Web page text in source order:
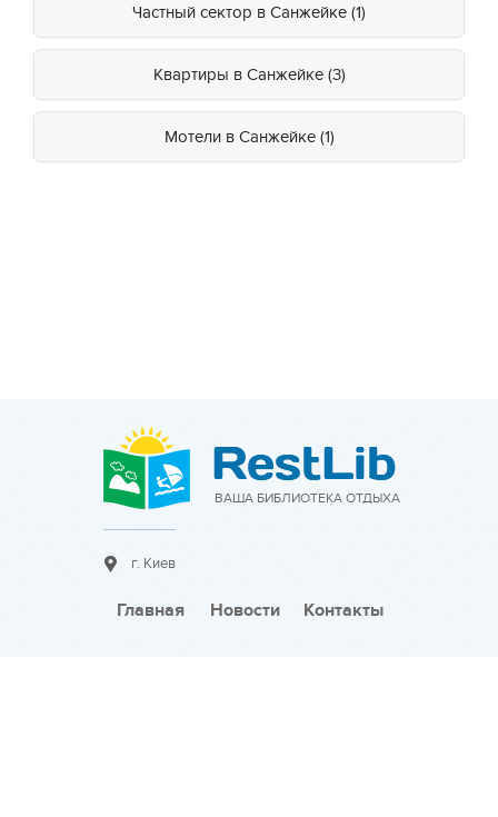
Частный сектор в Санжейке (1)
Квартиры в Санжейке (3)
Мотели в Санжейке (1)
ВАША БИБЛИОТЕКА ОТДЫХА
г. Киев
Главная Новости Контакты